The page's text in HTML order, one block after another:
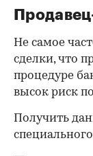
Не самое
сделки, что
процедуре
высок риск
Получить